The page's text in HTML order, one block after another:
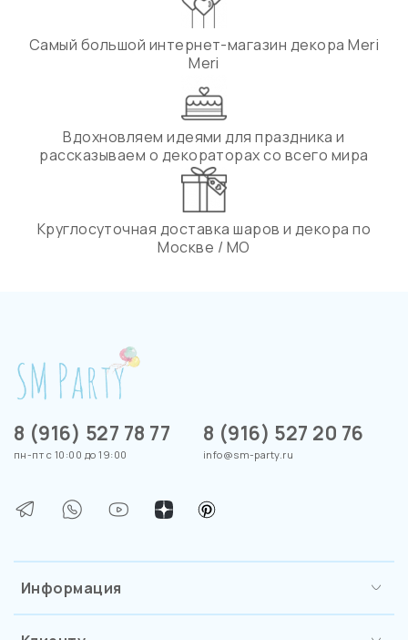
Самый большой интернет-магазин декора Meri
Meri
Вдохновляем идеями для праздника и
рассказываем о декораторах со всего мира
Круглосуточная доставка шаров и декора по
Москве / МО
Информация
8 (916) 527 78 77
пн-пт с 10:00 до 19:00
8 (916) 527 20 76
info@sm-party.ru